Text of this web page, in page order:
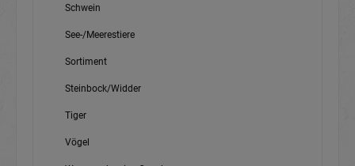
Schwein
See-/Meerestiere
Sortiment
Steinbock/Widder
Tiger
Vögel